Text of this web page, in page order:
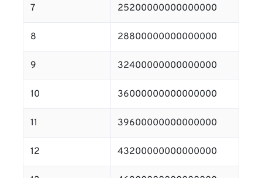
7 25200000000000000
8 28800000000000000
9 32400000000000000
10 36000000000000000
11 39600000000000000
12 43200000000000000